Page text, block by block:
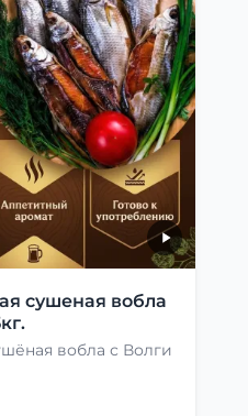
сушеная вобла
вобла с Волги